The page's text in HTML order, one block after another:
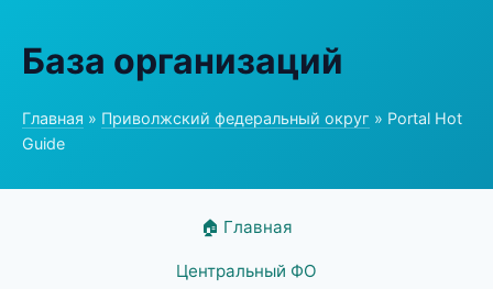
База организаций
Главная » Приволжский федеральный округ » Portal Hot
Guide
🏠 Главная
Центральный ФО